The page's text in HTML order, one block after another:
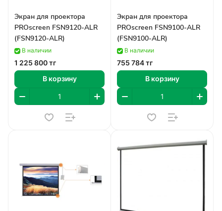
Экран для проектора
PROscreen FSN9120-ALR
(FSN9120-ALR)
В наличии
1 225 800 тг
В корзину
Экран для проектора
PROscreen FSN9100-ALR
(FSN9100-ALR)
В наличии
755 784 тг
В корзину